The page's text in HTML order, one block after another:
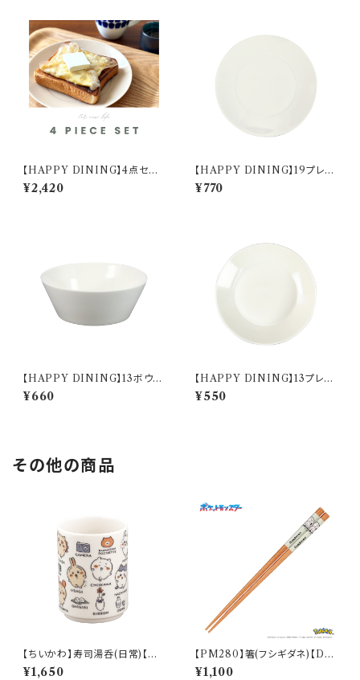
【HAPPY DINING】4点セット
(ホワイト)【YMK120】 YMK12
1-6
¥2,420
【HAPPY DINING】19プレー
ト(ホワイト)【YMK120】 YMK
121-330
¥770
【HAPPY DINING】13ボウル
(ホワイト)【YMK120】 YMK12
1-358
¥660
【HAPPY DINING】13プレー
ト(ホワイト)【YMK120】 YMK
121-257
¥550
その他の商品
【ちいかわ】寿司湯呑(日常)【CK
W50】CKW51-327
¥1,650
【PM280】箸(フシギダネ)【Dail
y Sketch】PM281-840
¥1,100